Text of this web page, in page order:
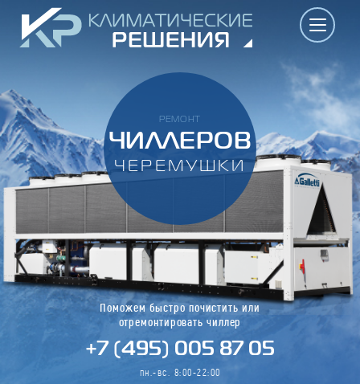
РЕМОНТ
ЧИЛЛЕРОВ
ЧЕРЕМУШКИ
Поможем быстро почистить или
отремонтировать чиллер
+7 (495) 005 87 05
пн.-вс. 8:00-22:00